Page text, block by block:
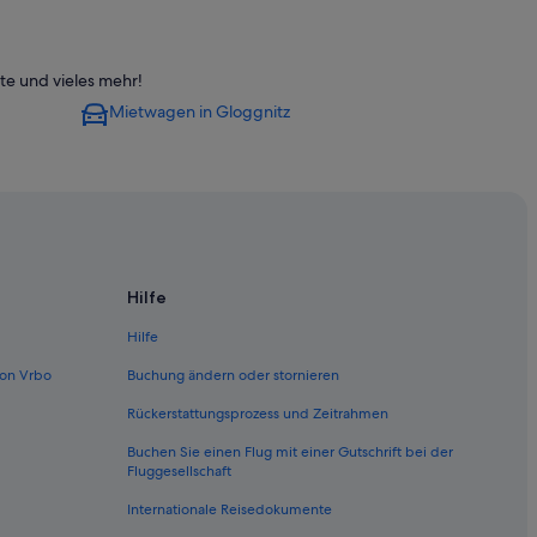
Valentin
und vieles mehr!
Mietwagen in Gloggnitz
Vrbo
Hilfe
Hilfe
Buchung ändern oder stornieren
Rückerstattungsprozess und Zeitrahmen
Buchen Sie einen Flug mit einer Gutschrift bei der
Fluggesellschaft
Internationale Reisedokumente